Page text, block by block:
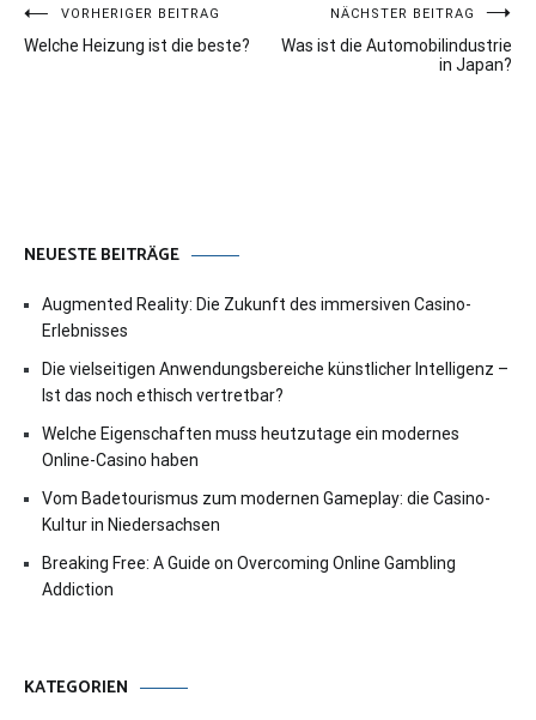
Beitragsnavigation
VORHERIGER BEITRAG
Welche Heizung ist die beste?
NÄCHSTER BEITRAG
Was ist die Automobilindustrie
in Japan?
NEUESTE BEITRÄGE
Augmented Reality: Die Zukunft des immersiven Casino-
Erlebnisses
Die vielseitigen Anwendungsbereiche künstlicher Intelligenz –
Ist das noch ethisch vertretbar?
Welche Eigenschaften muss heutzutage ein modernes
Online-Casino haben
Vom Badetourismus zum modernen Gameplay: die Casino-
Kultur in Niedersachsen
Breaking Free: A Guide on Overcoming Online Gambling
Addiction
KATEGORIEN